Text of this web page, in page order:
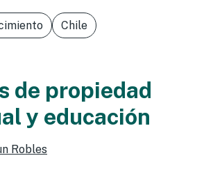
Chile
de propiedad
y educación
Robles